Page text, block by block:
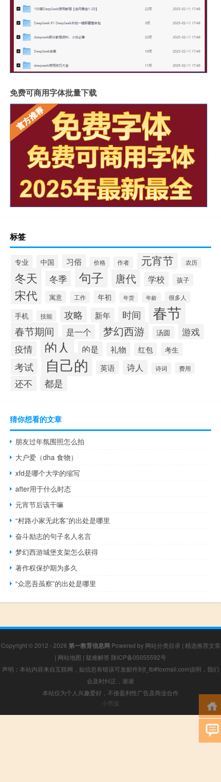
免费可商用字体批量下载
标签
专业 中国 习俗 价格 作者 元宵节 农历
冬天 冬季 句子 唐代 学校 孩子
宋代 寓意 工作 年初 年货 年龄 很多人
手机 技能 攻略 新年 时间 春节
春节期间 是一个 梦幻西游 汤圆
游戏
疫情
的人 的是 礼物 红包 考生
考试 自己的 英语 诗人 诗词 费用
还不 都是
猜你想看的文章
朋友过年氛围照怎么拍
大户爱（dha 食物）
xfd是哪个大学的缩写
after用于什么时态
元宵节后该干嘛
“村路小家无此客”的出处是哪里
奋斗励志的句子名人名言
梦幻西游城堡支架怎么获得
著作权保护期为多久
“众恶吾虽察”的出处是哪里
Copyright © 2012 - 2026 第一教育信息网 Powered by 网站分类目录 | 精选推荐文章
| 网站地图 | 疑难解答 陕ICP备05055592号
声明：本站内容来自互联网，如信息有错误可发邮件到f_fb#foxmail.com说明，我们
会及时纠正，谢谢
本站仅为个人兴趣爱好，不接盈利性广告及商业合作
小男孩